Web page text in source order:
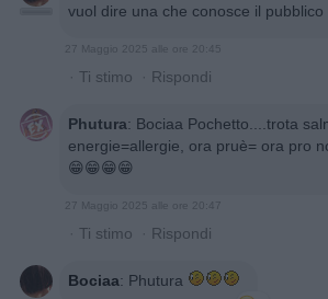
vuol dire una che conosce il pubblico
27 Maggio 2025 alle ore 20:45
· Ti stimo · Rispondi
Phutura: Bociaa Pochetto....trota
energie=allergie, ora pruè= ora pro
😁😁😁😁
27 Maggio 2025 alle ore 20:47
· Ti stimo · Rispondi
Bociaa: Phutura